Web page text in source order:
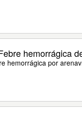
hemorrágica
hemorrágica por